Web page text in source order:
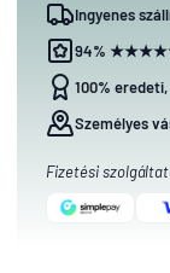
Ingyenes
94%
100%
Személyes
Fizetési